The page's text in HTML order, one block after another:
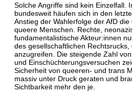
Solche Angriffe sind kein Einzelfall.
bundesweit häufen sich in den
Anstieg der Wahlerfolge der AfD
queere Menschen. Rechte,
fundamentalistische Akteur:innen
des gesellschaftlichen
anzugreifen. Die steigende Zahl
und Einschüchterungsversuchen
Sicherheit von queeren- und trans
massiv unter Druck geraten und
Sichtbarkeit mehr den je.